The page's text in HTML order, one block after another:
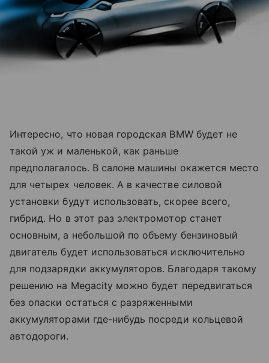
Интересно, что новая городская BMW будет не
такой уж и маленькой, как раньше
предполагалось. В салоне машины окажется место
для четырех человек. А в качестве силовой
установки будут использовать, скорее всего,
гибрид. Но в этот раз электромотор станет
основным, а небольшой по объему бензиновый
двигатель будет использоваться исключительно
для подзарядки аккумуляторов. Благодаря такому
решению на Megacity можно будет передвигаться
без опаски остаться с разряженными
аккумуляторами где-нибудь посреди кольцевой
автодороги.